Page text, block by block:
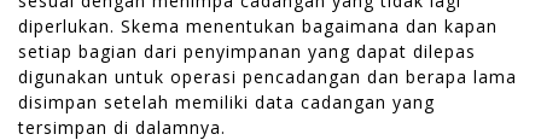
diperlukan. Skema menentukan bagaimana dan kapan
setiap bagian dari penyimpanan yang dapat dilepas
digunakan untuk operasi pencadangan dan berapa lama
disimpan setelah memiliki data cadangan yang
tersimpan di dalamnya.